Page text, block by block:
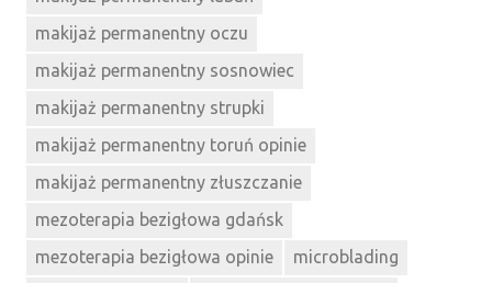
makijaż permanentny oczu
makijaż permanentny sosnowiec
makijaż permanentny strupki
makijaż permanentny toruń opinie
makijaż permanentny złuszczanie
mezoterapia bezigłowa gdańsk
mezoterapia bezigłowa opinie
microblading